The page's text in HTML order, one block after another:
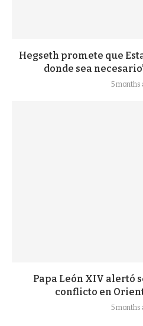
Hegseth promete que
donde sea
5 months
Papa León XIV alertó
conflicto en
5 months